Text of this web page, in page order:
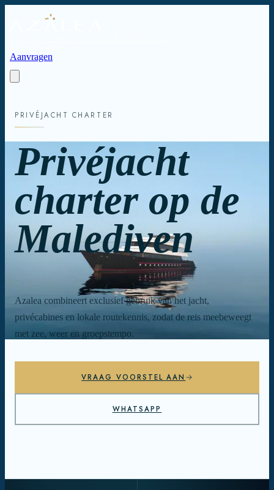
Aanvragen
PRIVÉJACHT CHARTER
Privéjacht
charter op de
Malediven
Azalea combineert exclusief gebruik van het jacht,
privécabines en lokale routekennis, zodat de reis meebeweegt
met zee, weer en groepstempo.
VRAAG VOORSTEL AAN
WHATSAPP